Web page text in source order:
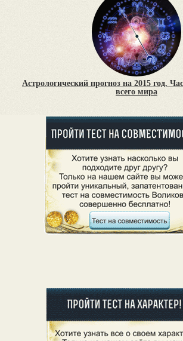
Астрологический прогноз на 2015 год.
всего мира